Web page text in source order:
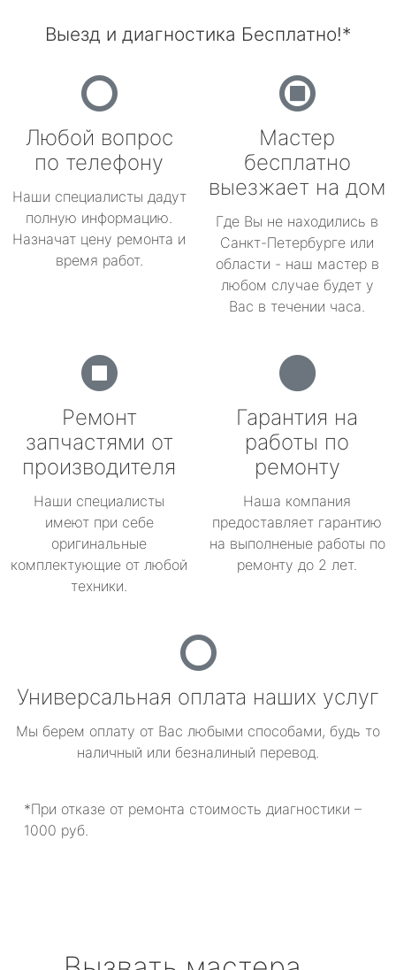
Выезд и диагностика Бесплатно!*
Любой вопрос
по телефону
Наши специалисты дадут
полную информацию.
Назначат цену ремонта и
время работ.
Мастер
бесплатно
выезжает на дом
Где Вы не находились в
Санкт-Петербурге или
области - наш мастер в
любом случае будет у
Вас в течении часа.
Ремонт
запчастями от
производителя
Наши специалисты
имеют при себе
оригинальные
комплектующие от любой
техники.
Гарантия на
работы по
ремонту
Наша компания
предоставляет гарантию
на выполненые работы по
ремонту до 2 лет.
Универсальная оплата наших услуг
Мы берем оплату от Вас любыми способами, будь то
наличный или безналиный перевод.
*При отказе от ремонта стоимость диагностики –
1000 руб.